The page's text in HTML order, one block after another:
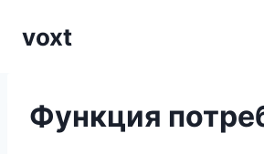
voxt
Функция